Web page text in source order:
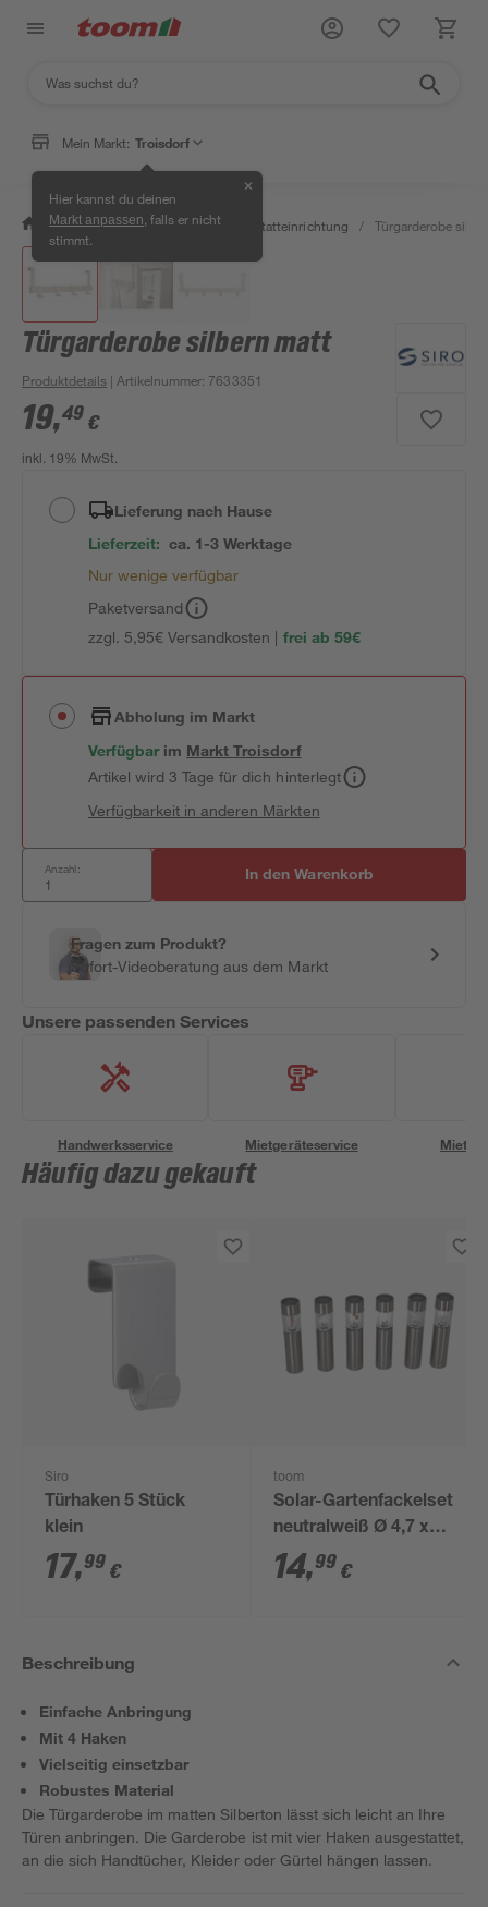
Mein Markt: Troisdorf
Hier kannst du deinen
Markt anpassen , falls er nicht
stimmt.
✕
/ Werkstatt & Maschinen / Werkstatteinrichtung / Türgarderobe
Türgarderobe silbern matt
Produktdetails | Artikelnummer: 7633351
19,49 €
inkl. 19% MwSt.
Lieferung nach Hause
Lieferzeit: ca. 1-3 Werktage
Nur wenige verfügbar
Paketversand
zzgl. 5,95€ Versandkosten | frei ab 59€
Abholung im Markt
Verfügbar im MarktTroisdorf
Artikel wird 3 Tage für dich hinterlegt
Verfügbarkeit in anderen Märkten
Anzahl: In den Warenkorb
Fragen zum Produkt?
Sofort-Videoberatung aus dem Markt
Unsere passenden Services
Handwerksservice Mietgeräteservice
Häufig dazu gekauft
Siro
Türhaken 5 Stück
klein
17,99 €
toom
Solar-Gartenfackelset
neutralweiß Ø 4,7 x
29,8 cm 6 Stück
14,99 €
Beschreibung
Einfache Anbringung
Mit 4 Haken
Vielseitig einsetzbar
Robustes Material
Die Türgarderobe im matten Silberton lässt sich leicht an Ihre
Türen anbringen. Die Garderobe ist mit vier Haken ausgestattet,
an die sich Handtücher, Kleider oder Gürtel hängen lassen.